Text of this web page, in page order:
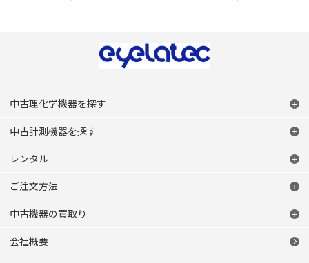
中古理化学機器を探す
中古計測機器を探す
レンタル
ご注文方法
中古機器の買取り
会社概要